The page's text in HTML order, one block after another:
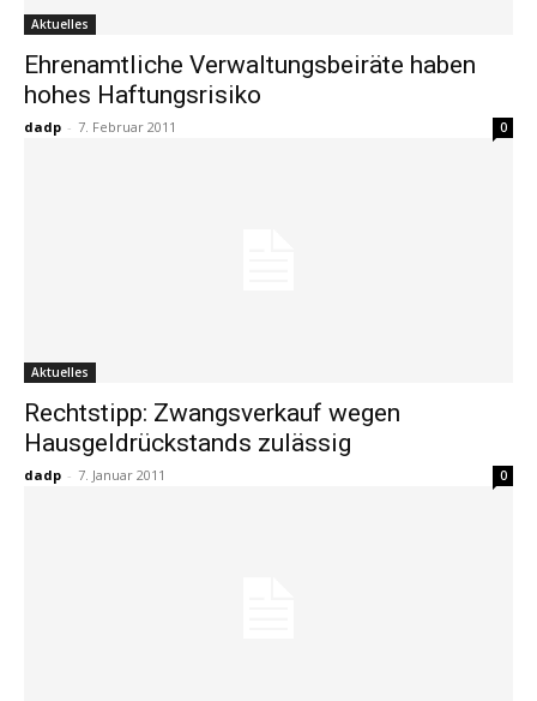
Aktuelles
Ehrenamtliche Verwaltungsbeiräte haben
hohes Haftungsrisiko
dadp - 7. Februar 2011 0
Aktuelles
Rechtstipp: Zwangsverkauf wegen
Hausgeldrückstands zulässig
dadp - 7. Januar 2011 0